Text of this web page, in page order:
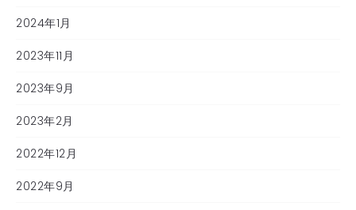
2024年1月
2023年11月
2023年9月
2023年2月
2022年12月
2022年9月